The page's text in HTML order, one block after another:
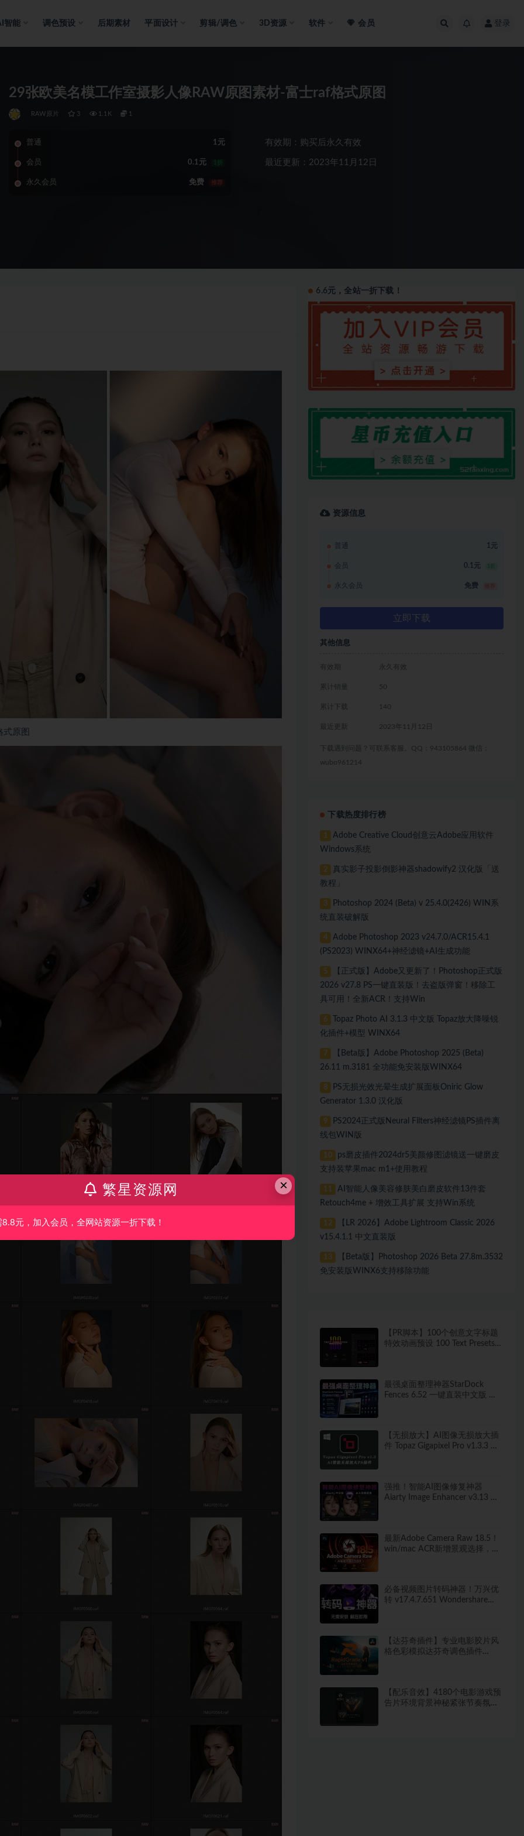
智能 调色预设 后期素材 平面设计 剪辑/调色 3D资源 软件 会员 登录
29张欧美名模工作室摄影人像RAW原图素材-富士raf格式原图
RAW原片 3 1.1K 1
普通 1元
会员 0.1元 1折
永久会员 免费 推荐
有效期：购买后永久有效
最近更新：2023年11月12日
原图
6.6元，全站一折下载！
资源信息
普通 1元
会员 0.1元 1折
永久会员 免费
立即下载
其他信息
有效期 永久有效
累计销量 50
累计下载 140
最近更新 2023年11月12日
下载遇到问题？可联系客服。QQ：943105864 微信：
wubo961214
下载热度排行榜
1
Adobe Creative Cloud创意云Adobe应用软件
Windows系统
2
真实影子投影倒影神器shadowify2 汉化版「送
教程」
3
Photoshop 2024 (Beta) v 25.4.0(2426) WIN系
统直装破解版
4
Adobe Photoshop 2023 v24.7.0/ACR15.4.1
(PS2023) WINX64+神经滤镜+AI生成功能
5
【正式版】Adobe又更新了！Photoshop正式版
2026 v27.8 PS一键直装版！去盗版弹窗！移除工
具可用！全新ACR！支持Win
6
Topaz Photo AI 3.1.3 中文版 Topaz放大降噪锐
化插件+模型 WINX64
7
【Beta版】Adobe Photoshop 2025 (Beta)
26.11 m.3181 全功能免安装版WINX64
8
PS无损光效光晕生成扩展面板Oniric Glow
Generator 1.3.0 汉化版
9
PS2024正式版Neural Filters神经滤镜PS插件离
线包WIN版
10
ps磨皮插件2024dr5美颜修图滤镜送一键磨皮
支持装苹果mac m1+使用教程
11
AI智能人像美容修肤美白磨皮软件13件套
Retouch4me + 增效工具扩展 支持Win系统
12
【LR 2026】Adobe Lightroom Classic 2026
v15.4.1.1 中文直装版
13
【Beta版】Photoshop 2026 Beta 27.8m.3532
免安装版WINX6支持移除功能
【PR脚本】100个创意文字标题
特效动画预设 100 Text Presets
最强桌面整理神器StarDock
Fences 6.52 一键直装中文版 秒
【无损放大】AI图像无损放大插
件 Topaz Gigapixel Pro v1.3.3 中
强推！智能AI图像修复神器
Aiarty Image Enhancer v3.13 ！
最新Adobe Camera Raw 18.5！
win/mac ACR新增景观选择，干
必备视频图片转码神器！万兴优
转 v17.4.7.651 Wondershare
【达芬奇插件】专业电影胶片风
格色彩模拟达芬奇调色插件
【配乐音效】4180个电影游戏预
告片环境背景神秘紧张节奏氛围
×
繁星资源网
8.8元，加入会员，全网站资源一折下载！